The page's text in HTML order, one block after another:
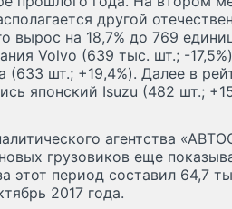
другой
вырос на 18,7% до 769
Volvo (639 тыс. шт.; -
(633 шт.; +19,4%). Далее в
японский Isuzu (482 шт.;
агентства
грузовиков еще
этот период составил 64,7
2017 года.